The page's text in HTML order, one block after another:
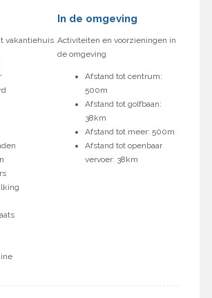
vakantiehuis
In de omgeving
Activiteiten en voorzieningen in
de omgeving
Afstand tot centrum:
500m
Afstand tot golfbaan:
38km
Afstand tot meer: 500m
Afstand tot openbaar
vervoer: 38km